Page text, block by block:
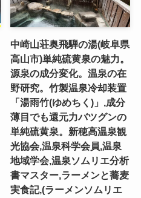
中崎山荘奥飛騨の湯(岐阜県
高山市)単純硫黄泉の魅力。
源泉の成分変化。温泉の在
野研究。竹製温泉冷却装置
「湯雨竹(ゆめちく)」,成分
薄目でも還元力バツグンの
単純硫黄泉。新穂高温泉観
光協会,温泉科学会員,温泉
地域学会,温泉ソムリエ分析
書マスター,ラーメンと蕎麦
実食記,(ラーメンソムリエ